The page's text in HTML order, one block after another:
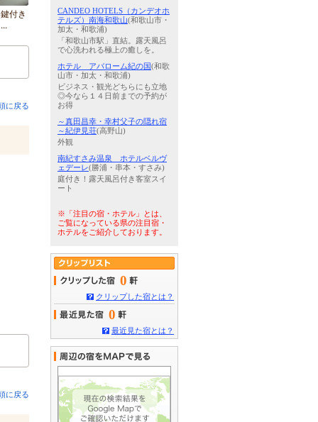
付き
に戻る
に戻る
CANDEO HOTELS（カンデオホ
テルズ）南海和歌山(和歌山市・
加太・和歌浦)
「和歌山市駅」直結。露天風呂
で心洗われる極上の癒しを。
ホテル アバローム紀の国(和歌
山市・加太・和歌浦)
ビジネス・観光どちらにも立地
◎今なら１４日前までの予約が
お得
～真田昌幸・幸村父子の隠れ宿
～紀伊見荘(高野山)
外観
南紀すさみ温泉 ホテルベルヴ
ェデーレ(勝浦・串本・すさみ)
庭付き！露天風呂付き客室スイ
ート
※「注目の宿・ホテル」とは、
ご覧になっている県の注目宿・
ホテルをご紹介しております。
0
クリップした宿とは？
0
最近見た宿とは？